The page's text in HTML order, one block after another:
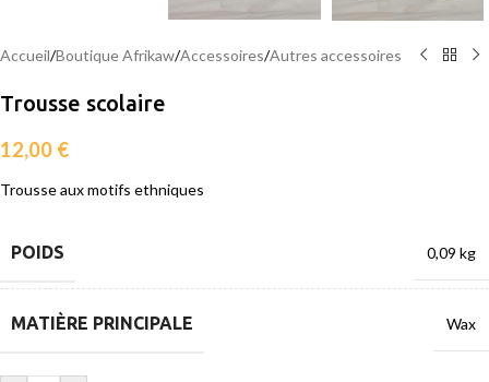
Accueil/Boutique Afrikaw/Accessoires/Autres accessoires
Trousse scolaire
12,00 €
Trousse aux motifs ethniques
POIDS 0,09 kg
MATIÈRE PRINCIPALE Wax